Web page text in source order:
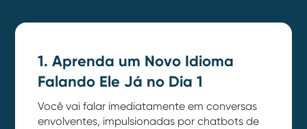
1. Aprenda um Novo Idioma
Falando Ele Já no Dia 1
Você vai falar imediatamente em conversas
envolventes, impulsionadas por chatbots de